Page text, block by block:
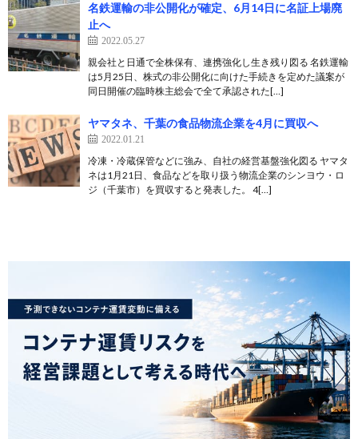
名鉄運輸の非公開化が確定、6月14日に名証上場廃
止へ
2022.05.27
親会社と日通で全株保有、連携強化し生き残り図る 名鉄運輸
は5月25日、株式の非公開化に向けた手続きを定めた議案が
同日開催の臨時株主総会で全て承認された[…]
ヤマタネ、千葉の食品物流企業を4月に買収へ
2022.01.21
冷凍・冷蔵保管などに強み、自社の経営基盤強化図る ヤマタ
ネは1月21日、食品などを取り扱う物流企業のシンヨウ・ロ
ジ（千葉市）を買収すると発表した。 4[…]